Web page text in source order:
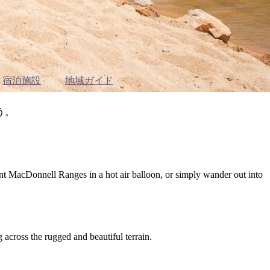
宿泊施設 地域ガイド
MacDonnell Ranges in a hot air balloon, or simply wander out into
the rugged and beautiful terrain.